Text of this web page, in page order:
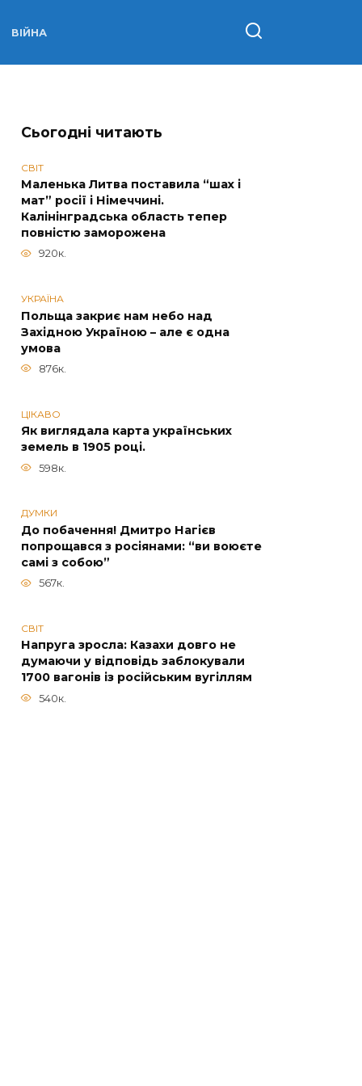
ВІЙНА
Сьогодні читають
СВІТ
Маленька Литва поставила “шах і
мат” росії і Німеччині.
Калінінградська область тепер
повністю заморожена
920к.
УКРАЇНА
Польща закриє нам небо над
Західною Україною – але є одна
умова
876к.
ЦІКАВО
Як виглядала карта українських
земель в 1905 році.
598к.
ДУМКИ
До побачення! Дмитро Нагієв
попрощався з росіянами: “ви воюєте
самі з собою”
567к.
СВІТ
Напруга зросла: Казахи довго не
думаючи у відповідь заблокували
1700 вагонів із російським вугіллям
540к.